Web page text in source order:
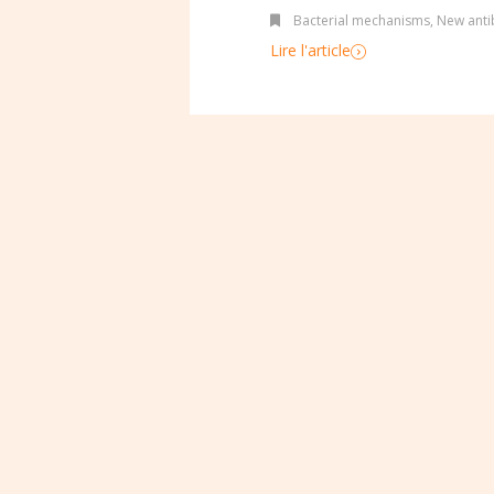
Bacterial mechanisms, New
Lire l'article